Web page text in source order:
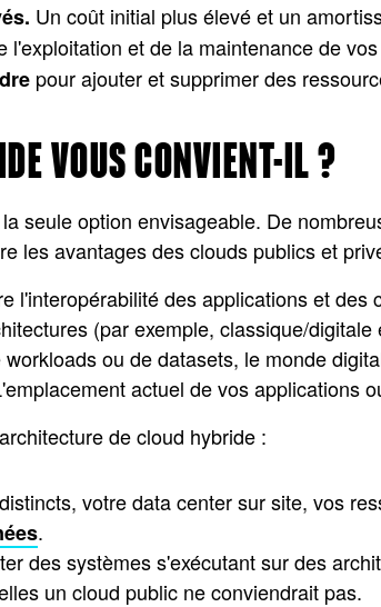
Un coût initial plus élevé et un
l'exploitation et de la maintenance de
pour ajouter et supprimer des
VOUS CONVIENT-IL ?
seule option envisageable. De
les avantages des clouds publics et
l'interopérabilité des applications et
(par exemple, classique/digitale
ou de datasets, le monde
actuel de vos applications
de cloud hybride :
votre data center sur site, vos
.
des systèmes s'exécutant sur des
un cloud public ne conviendrait pas.